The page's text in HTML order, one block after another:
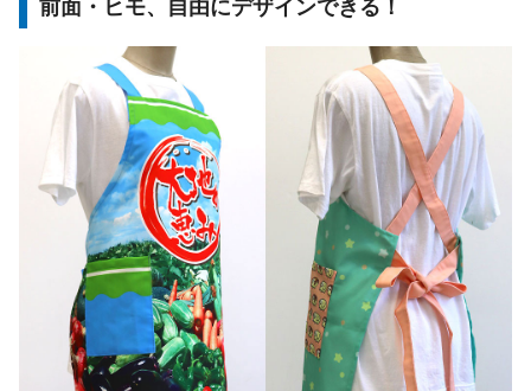
前面・ヒモ、自由にデザインできる！